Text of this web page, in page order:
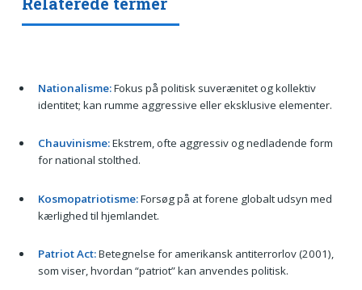
Nationalisme:Fokus på politisk suverænitet og kollektiv
identitet; kan rumme aggressive eller eksklusive elementer.
Chauvinisme:Ekstrem, ofte aggressiv og nedladende form
for national stolthed.
Kosmopatriotisme:Forsøg på at forene globalt udsyn med
kærlighed til hjemlandet.
Patriot Act:Betegnelse for amerikansk antiterrorlov (2001),
som viser, hvordan “patriot” kan anvendes politisk.